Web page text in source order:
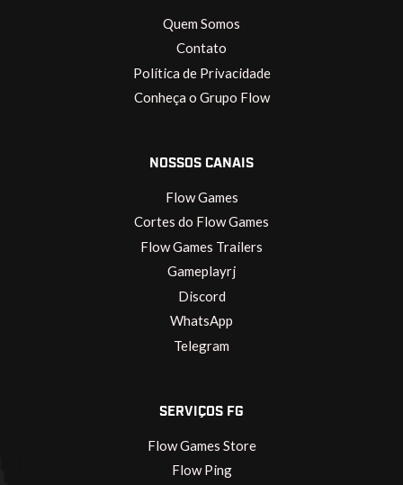
Quem Somos
Contato
Política de Privacidade
Conheça o Grupo Flow
NOSSOS CANAIS
Flow Games
Cortes do Flow Games
Flow Games Trailers
Gameplayrj
Discord
WhatsApp
Telegram
SERVIÇOS FG
Flow Games Store
Flow Ping